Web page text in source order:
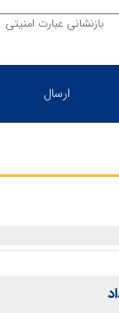
بازنشانی عبارت امنیتی